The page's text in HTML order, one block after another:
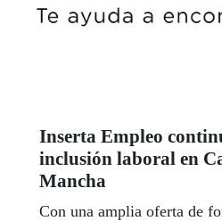
Inserta Empleo
inclusión laboral en
Mancha
Con una amplia oferta de